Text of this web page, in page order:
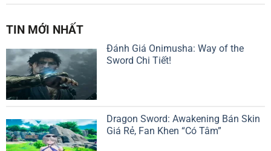
TIN MỚI NHẤT
Đánh Giá Onimusha: Way of the
Sword Chi Tiết!
Dragon Sword: Awakening Bán Skin
Giá Rẻ, Fan Khen “Có Tâm”